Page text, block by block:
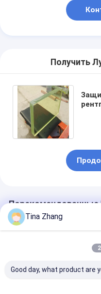
Получить
Порекомендованные
Tina Zhang
Good day, what product are